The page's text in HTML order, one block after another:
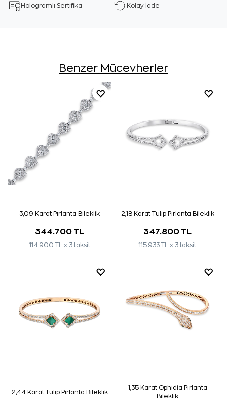
Hologramlı Sertifika Kolay İade
Benzer Mücevherler
3,09 Karat Pırlanta Bileklik
344.700 TL
114.900 TL x 3 taksit
2,18 Karat Tulip Pırlanta Bileklik
347.800 TL
115.933 TL x 3 taksit
2,44 Karat Tulip Pırlanta Bileklik
1,35 Karat Ophidia Pırlanta
Bileklik